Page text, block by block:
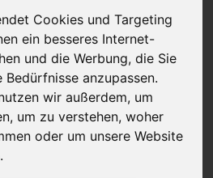
Cookies und Targeting
ein besseres Internet-
und die Werbung, die Sie
Bedürfnisse anzupassen.
wir außerdem, um
um zu verstehen, woher
oder um unsere Website
BEWERTUNG
den Ankauf Ihres Autos inklusive der
Ihre Daten werden nicht mit Dritten